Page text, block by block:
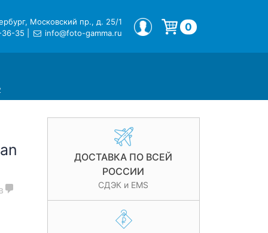
Московский пр., д. 25/1
36-35
info@foto-gamma.ru
МОЙ ПРОФИЛЬ 0
ДОСТАВКА ПО ВСЕЙ
РОССИИ
СДЭК и EMS